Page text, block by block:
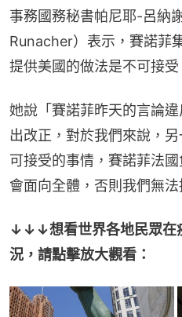
事務國務秘書帕尼耶-呂納
Runacher）表示，賽諾菲
提供美國的做法是不可接受
她說「賽諾菲昨天的言論
出改正，對於我們來說，
可接受的事情，賽諾菲法
會面向全體，否則我們無法
↓↓↓想看世界各地民眾在
況，請點擊放大觀看：